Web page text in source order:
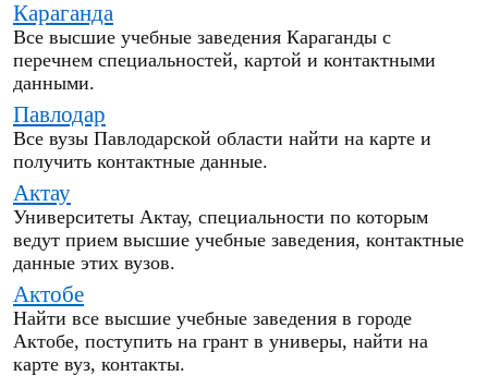
Караганда
Все высшие учебные заведения Караганды с
перечнем специальностей, картой и контактными
данными.
Павлодар
Все вузы Павлодарской области найти на карте и
получить контактные данные.
Актау
Университеты Актау, специальности по которым
ведут прием высшие учебные заведения, контактные
данные этих вузов.
Актобе
Найти все высшие учебные заведения в городе
Актобе, поступить на грант в универы, найти на
карте вуз, контакты.